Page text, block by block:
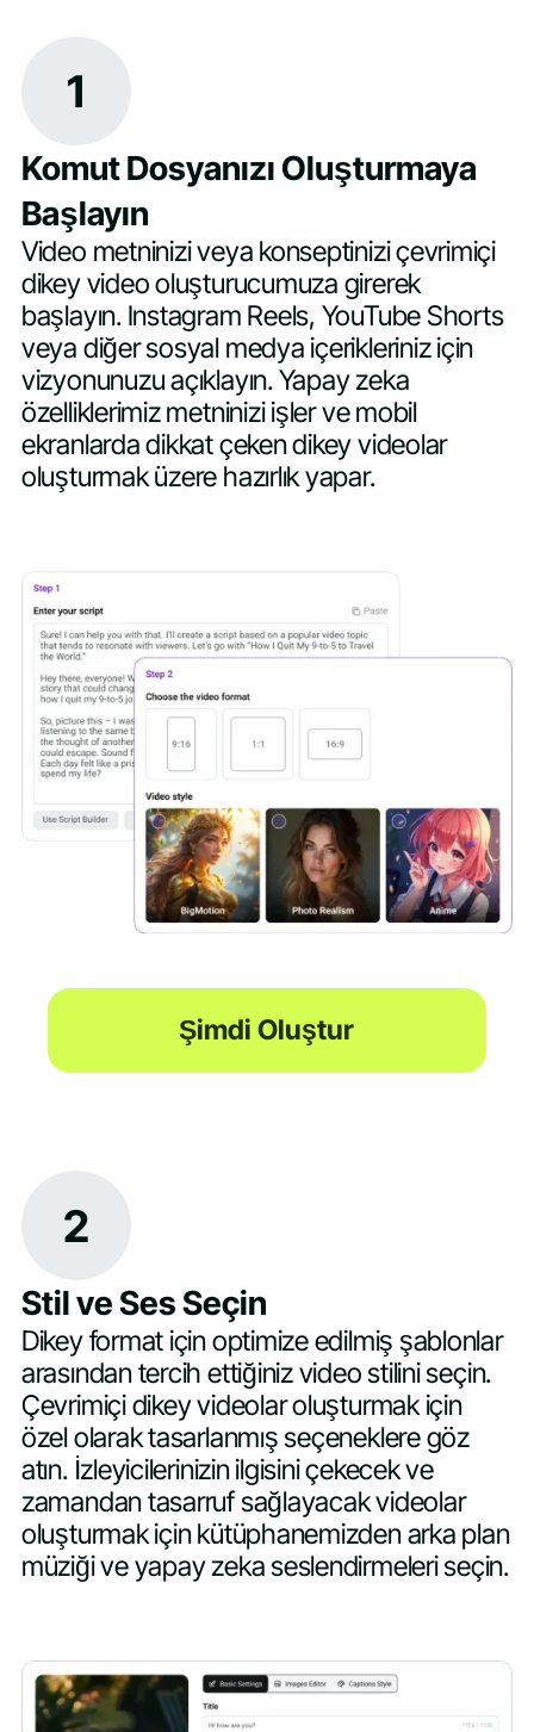
1
Komut Dosyanızı Oluşturmaya
Başlayın
Video metninizi veya konseptinizi çevrimiçi
dikey video oluşturucumuza girerek
başlayın. Instagram Reels, YouTube Shorts
veya diğer sosyal medya içerikleriniz için
vizyonunuzu açıklayın. Yapay zeka
özelliklerimiz metninizi işler ve mobil
ekranlarda dikkat çeken dikey videolar
oluşturmak üzere hazırlık yapar.
Şimdi Oluştur
2
Stil ve Ses Seçin
Dikey format için optimize edilmiş şablonlar
arasından tercih ettiğiniz video stilini seçin.
Çevrimiçi dikey videolar oluşturmak için
özel olarak tasarlanmış seçeneklere göz
atın. İzleyicilerinizin ilgisini çekecek ve
zamandan tasarruf sağlayacak videolar
oluşturmak için kütüphanemizden arka plan
müziği ve yapay zeka seslendirmeleri seçin.